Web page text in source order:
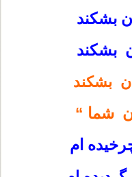
بشکند
بشکند
بشکند
شما “
ام